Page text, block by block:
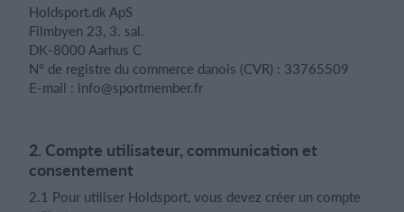
Holdsport.dk ApS
Filmbyen 23, 3. sal.
DK-8000 Aarhus C
N° de registre du commerce danois (CVR) : 33765509
E-mail : info@sportmember.fr
2. Compte utilisateur, communication et
consentement
2.1 Pour utiliser Holdsport, vous devez créer un compte